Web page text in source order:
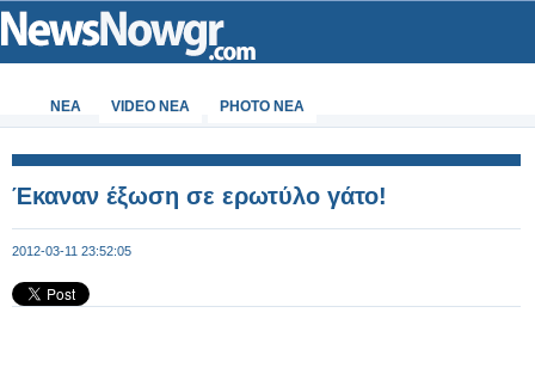
ΝΕΑ VIDEO NEA PHOTO NEA
Έκαναν έξωση σε ερωτύλο γάτο!
2012-03-11 23:52:05